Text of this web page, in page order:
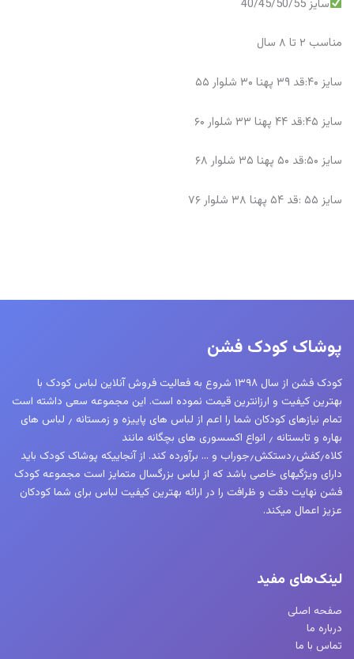
سایز 40/45/50/55
مناسب ۲ تا ۸ سال
سایز ۴۰:قد ۳۹ پهنا ۳۰ شلوار ۵۵
سایز ۴۵:قد ۴۴ پهنا ۳۳ شلوار ۶۰
سایز ۵۰:قد ۵۰ پهنا ۳۵ شلوار ۶۸
سایز ۵۵ :قد ۵۴ پهنا ۳۸ شلوار ۷۶
پوشاک کودک فشن
کودک فشن از سال ۱۳۹۸ شروع به فعالیت فروش آنلاین لباس کودک با
بهترین کیفیت و ارزانترین قیمت نموده است. این مجموعه سعی داشته است
تمام نیازهای کودکان شما را اعم از لباس های پاییزه و زمستانه ٫ لباس های
بهاره و تابستانه ٫ انواع اکسسوری های بچگانه مانند
کلاه٫کفش٫دستکش٫جوراب و … برآورده کند. از آنجاییکه پوشاک کودک باید
دارای ویژگیهای خاصی باشد که از لباس بزرگسال متمایز است مجموعه کودک
فشن نهایت دقت و ظرافت را در ارائه بهترین کیفیت لباس برای شما کودکان
عزیز اعمال میکند.
لینک‌های مفید
صفحه اصلی
درباره ما
تماس با ما